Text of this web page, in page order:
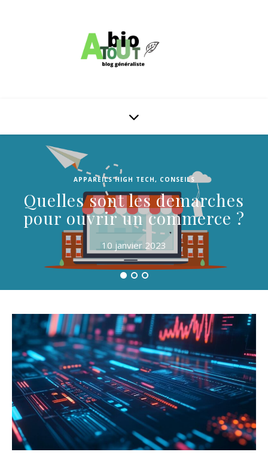
APPAREILS HIGH TECH, CONSEILS
Quelles sont les demarches
pour ouvrir un commerce ?
10 janvier 2023